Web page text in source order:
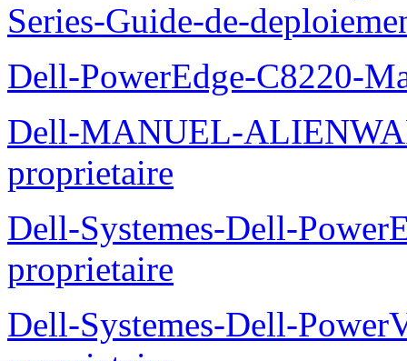
Series-Guide-de-
Dell-PowerEdge-C8220-
Dell-MANUEL-
proprietaire
Dell-Systemes-Dell-
proprietaire
Dell-Systemes-Dell-